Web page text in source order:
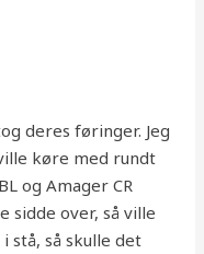
deres føringer. Jeg
køre med rundt
og Amager CR
sidde over, så ville
stå, så skulle det